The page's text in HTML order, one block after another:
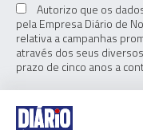
Autorizo que os
pela Empresa Diário de
relativa a campanhas
através dos seus
prazo de cinco anos a